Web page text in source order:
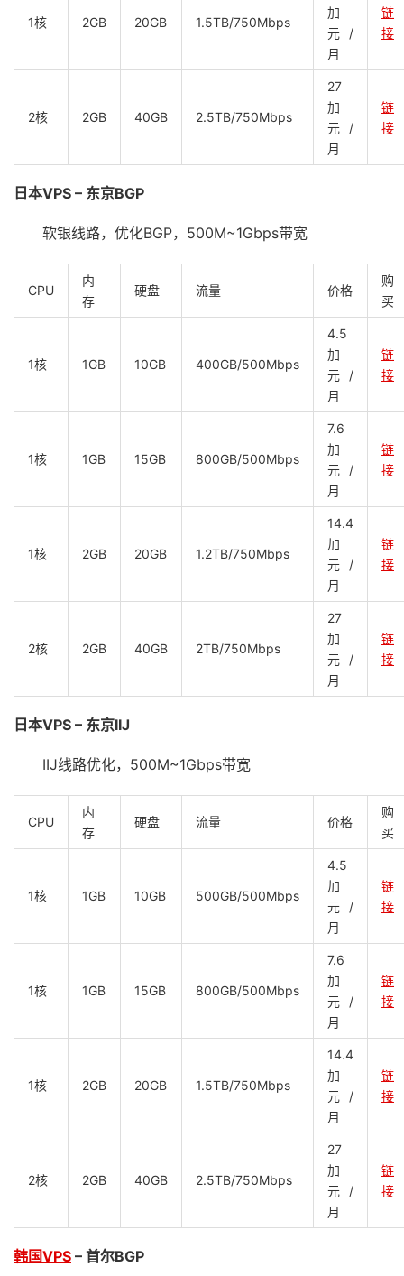
1核 2GB 20GB 1.5TB/750Mbps
加
元/
月
链
接
2核 2GB 40GB 2.5TB/750Mbps
27
加
元/
月
链
接
日本VPS – 东京BGP
软银线路，优化BGP，500M~1Gbps带宽
CPU
内
存
硬盘 流量 价格
购
买
1核 1GB 10GB 400GB/500Mbps
4.5
加
元/
月
链
接
1核 1GB 15GB 800GB/500Mbps
7.6
加
元/
月
链
接
1核 2GB 20GB 1.2TB/750Mbps
14.4
加
元/
月
链
接
2核 2GB 40GB 2TB/750Mbps
27
加
元/
月
链
接
日本VPS – 东京IIJ
IIJ线路优化，500M~1Gbps带宽
CPU
内
存
硬盘 流量 价格
购
买
1核 1GB 10GB 500GB/500Mbps
4.5
加
元/
月
链
接
1核 1GB 15GB 800GB/500Mbps
7.6
加
元/
月
链
接
1核 2GB 20GB 1.5TB/750Mbps
14.4
加
元/
月
链
接
2核 2GB 40GB 2.5TB/750Mbps
27
加
元/
月
链
接
韩国VPS – 首尔BGP